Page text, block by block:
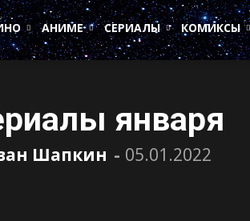
АНИМЕ СЕРИАЛЫ КОМИКСЫ
января
Шапкин - 05.01.2022